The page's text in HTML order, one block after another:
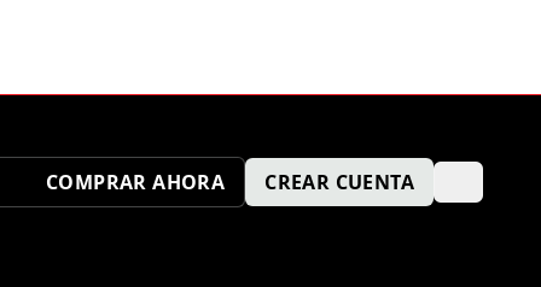
COMPRAR AHORA CREAR CUENTA